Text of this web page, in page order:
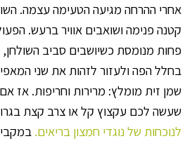
אחרי ההרחה מגיעה הטעימה עצמה.
קטנה פנימה ושואבים אוויר ברעש.
פחות מנומסת כשיושבים סביב
בחלל הפה ולעזור לזהות את שני
שמן זית מומלץ: מרירות וחריפות.
שעשה לכם עקצוץ קל או צרב קצת
לנוכחות של נוגדי חמצון בריאים.